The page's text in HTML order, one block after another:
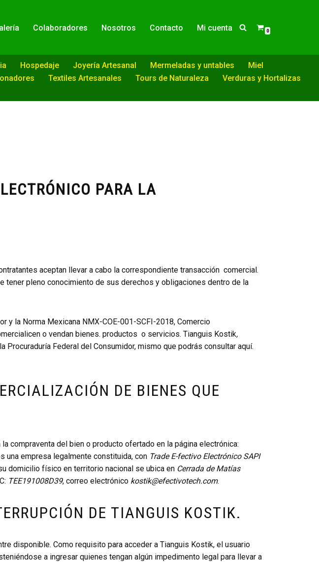
Colaboradores Nosotros Contacto Mi cuenta 0
Hospedaje Joyería Artesanal Mermeladas y untables
Miel
Textiles Artesanales Tours de Naturaleza
Verduras y Hortalizas
PARA LA
aceptan llevar a cabo la correspondiente transacción comercial.
pleno conocimiento de sus derechos y obligaciones dentro de la
y la Norma Mexicana NMX-COE-001-SCFI-2018, Comercio
o vendan bienes. productos o servicios. Tianguis Kostik,
Federal del Consumidor, mismo que podrás consultar aquí.
DE BIENES QUE
compraventa del bien o producto ofertado en la página electrónica:
una empresa legalmente constituida, con Trade E-fectivo Electrónico SAPI
domicilio físico en territorio nacional se ubica en Cerrada de Matías
TEE191008D39, correo electrónico kostik@efectivotech.com.
DE TIANGUIS KOSTIK.
disponible. Como requisito para acceder a Tianguis Kostik, el usuario
a ingresar quienes tengan algún impedimento legal para llevar a